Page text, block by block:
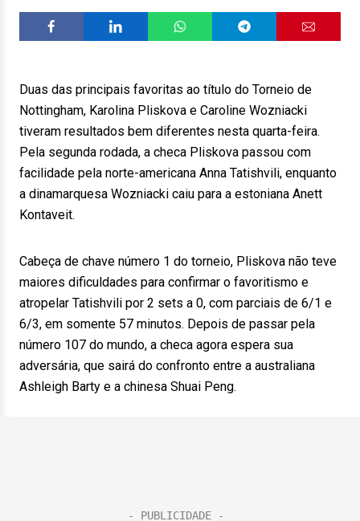
Duas das principais favoritas ao título do Torneio de
Nottingham, Karolina Pliskova e Caroline Wozniacki
tiveram resultados bem diferentes nesta quarta-feira.
Pela segunda rodada, a checa Pliskova passou com
facilidade pela norte-americana Anna Tatishvili, enquanto
a dinamarquesa Wozniacki caiu para a estoniana Anett
Kontaveit.
Cabeça de chave número 1 do torneio, Pliskova não teve
maiores dificuldades para confirmar o favoritismo e
atropelar Tatishvili por 2 sets a 0, com parciais de 6/1 e
6/3, em somente 57 minutos. Depois de passar pela
número 107 do mundo, a checa agora espera sua
adversária, que sairá do confronto entre a australiana
Ashleigh Barty e a chinesa Shuai Peng.